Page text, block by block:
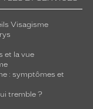
Visagisme
et la vue
: symptômes et
tremble ?